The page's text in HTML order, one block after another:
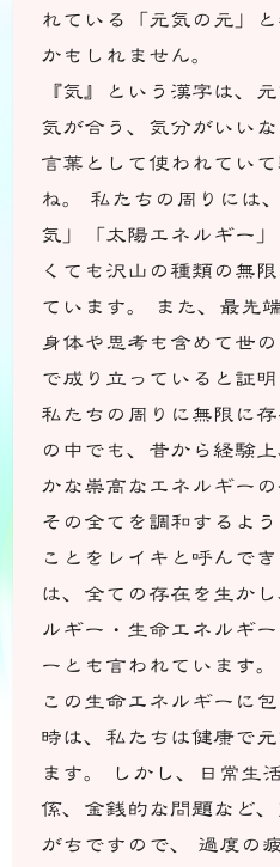
れている「元気の元」
かもしれません。
『気』という漢字は、
気が合う、気分がいい
言葉として使われてい
ね。 私たちの周りには
気」「太陽エネルギー
くても沢山の種類の無
ています。 また、最先
身体や思考も含めて世
で成り立っていると証明
私たちの周りに無限に
の中でも、昔から経験
かな崇高なエネルギー
その全てを調和するよ
ことをレイキと呼んで
は、全ての存在を生か
ルギー・生命エネルギ
ーとも言われています。
この生命エネルギーに
時は、私たちは健康で
ます。 しかし、日常生
係、金銭的な問題など
がちですので、 過度の